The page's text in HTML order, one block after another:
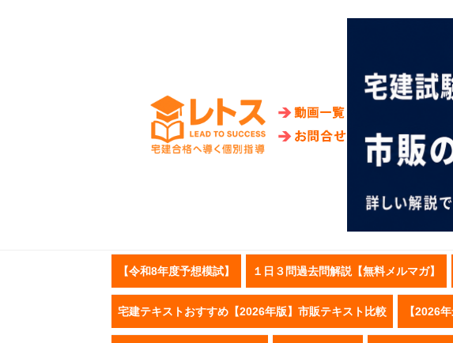
【令和8年度予想模試】 １日３問過去問解説【無料メルマガ】
宅建テキストおすすめ【2026年版】市販テキスト比較 【2026